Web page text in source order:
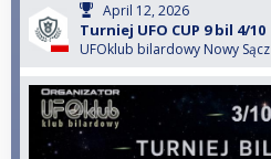
April 12, 2026
Turniej UFO CUP 9 bil 4/10
UFOklub bilardowy Nowy Sącz